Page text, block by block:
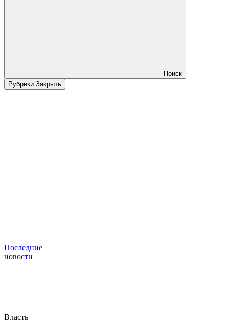
Поиск
Рубрики Закрыть
Последние
новости
Власть